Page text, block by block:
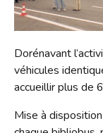
Dorénavant
véhicules
accueillir plus de
Mise à